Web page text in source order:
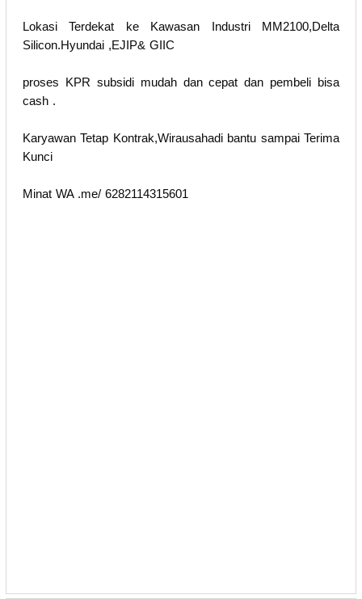
Lokasi Terdekat ke Kawasan Industri MM2100,Delta
Silicon.Hyundai ,EJIP& GIIC
proses KPR subsidi mudah dan cepat dan pembeli bisa
cash .
Karyawan Tetap Kontrak,Wirausahadi bantu sampai Terima
Kunci
Minat WA .me/ 6282114315601